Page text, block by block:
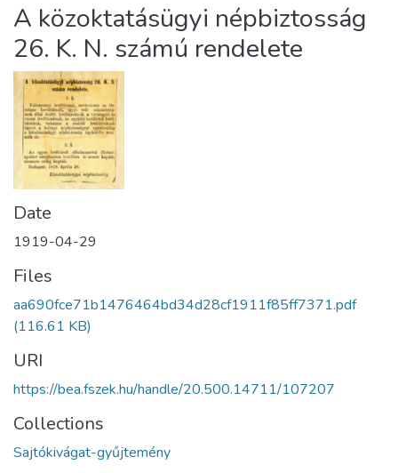
About us
A közoktatásügyi népbiztosság
26. K. N. számú rendelete
Date
1919-04-29
Files
aa690fce71b1476464bd34d28cf1911f85ff7371.pdf
(116.61 KB)
URI
https://bea.fszek.hu/handle/20.500.14711/107207
Collections
Sajtókivágat-gyűjtemény